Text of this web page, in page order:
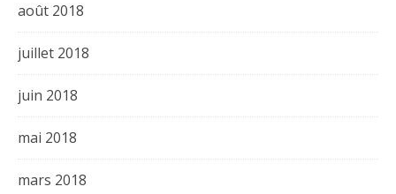
août 2018
juillet 2018
juin 2018
mai 2018
mars 2018